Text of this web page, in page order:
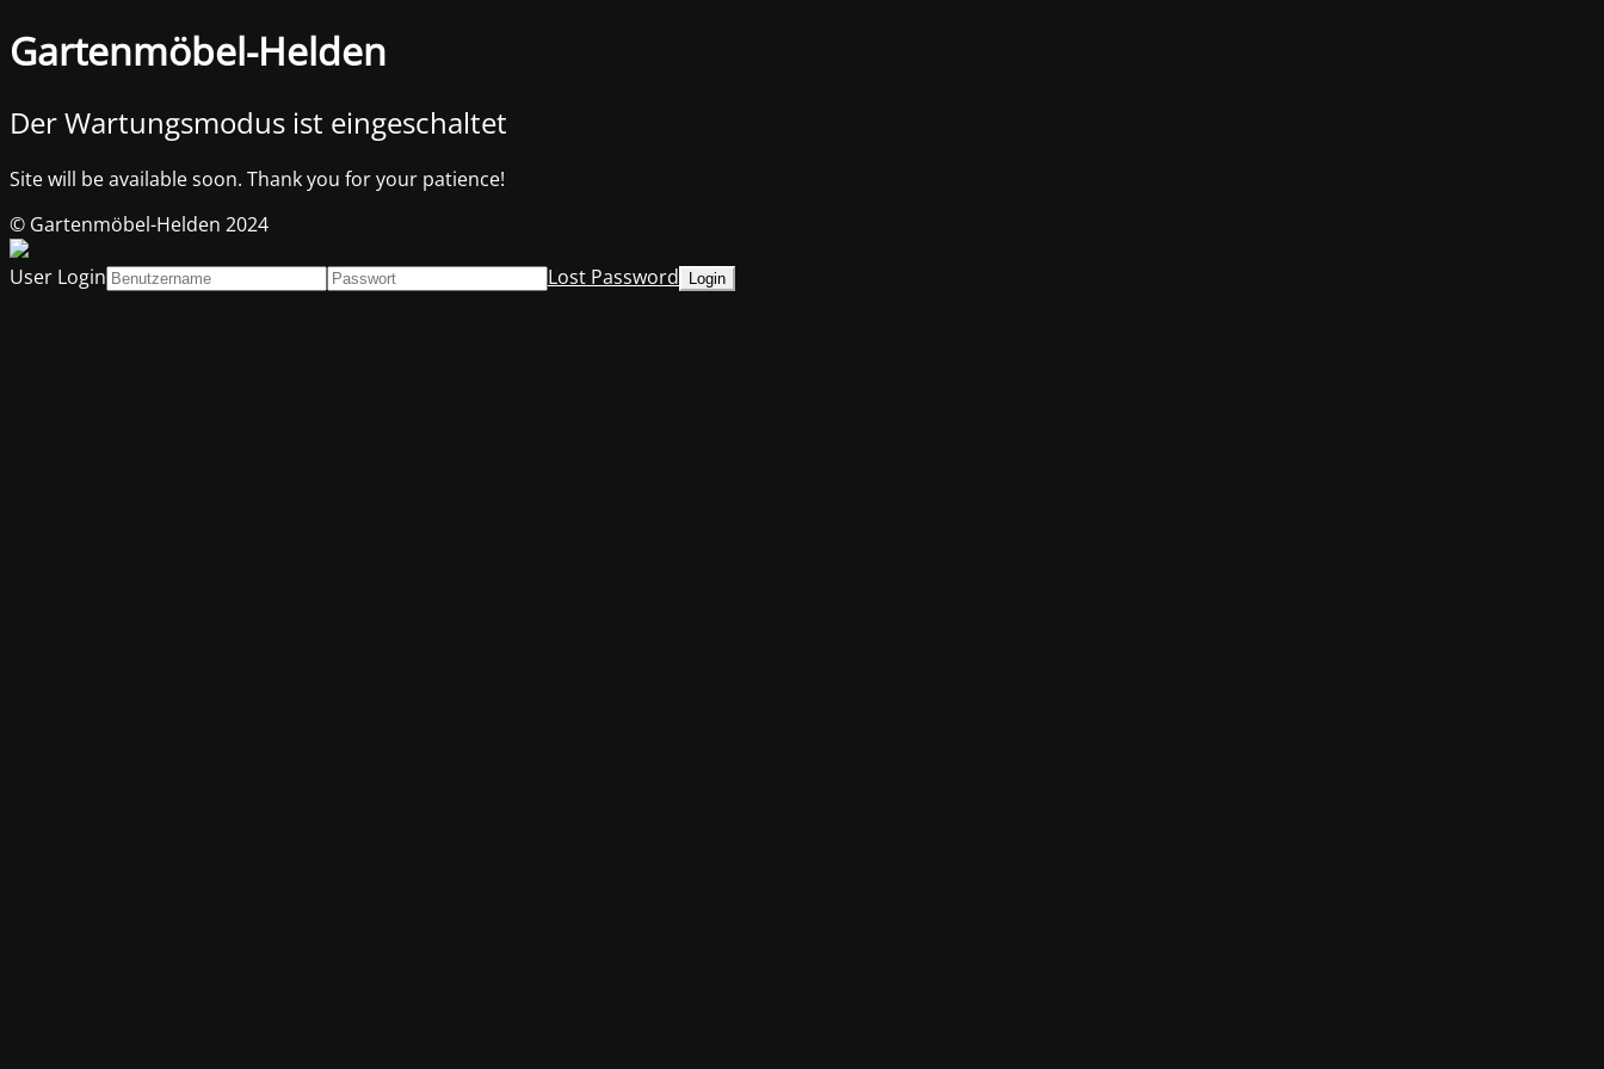
Gartenmöbel-Helden
Der Wartungsmodus ist eingeschaltet
Site will be available soon. Thank you for your patience!
© Gartenmöbel-Helden 2024
User Login
Lost Password